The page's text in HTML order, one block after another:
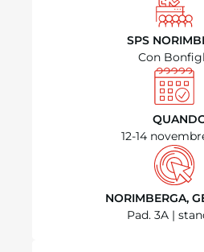
SPS
Con
12-14
NORIMBERGA,
Pad. 3A |